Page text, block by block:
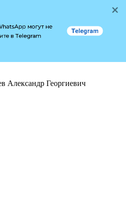
Александр Георгиевич
Telegram
могут не
в Telegram